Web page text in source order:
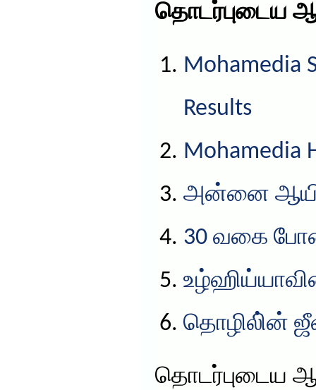
தொடர்புடைய
Mohamedia
Results
Mohamedia
அன்னை
30 வகை
தொழிலி்ன்
தொடர்புடைய